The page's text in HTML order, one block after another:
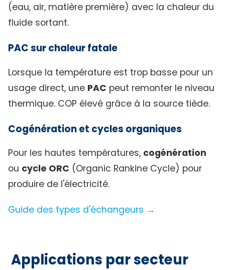
(eau, air, matière première) avec la chaleur du
fluide sortant.
PAC sur chaleur fatale
Lorsque la température est trop basse pour un
usage direct, une PAC peut remonter le niveau
thermique. COP élevé grâce à la source tiède.
Cogénération et cycles organiques
Pour les hautes températures, cogénération
ou cycle ORC (Organic Rankine Cycle) pour
produire de l'électricité.
Guide des types d'échangeurs →
Applications par secteur